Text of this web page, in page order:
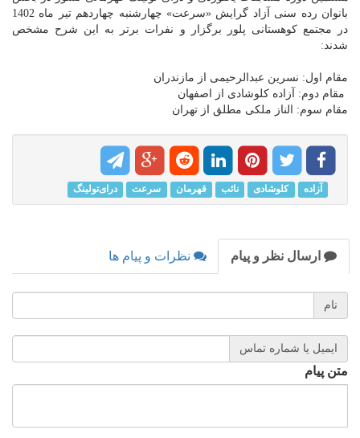
بانوان رده سنی آزاد گرایش «سرعت» چهارشنبه چهاردهم تیر ماه 1402
در مجتمع کوهستانی پلور برگزار و نفرات برتر به این شرح مشخص
شدند:
مقام اول: نسرین عبدالرحیمی از مازندران
مقام دوم: آزاده کلوشادی از اصفهان
مقام سوم: الناز ملکی مطلق از تهران
آزاده کلوشادی نائب قهرمان سرعت درای‌تولینگ
ارسال نظر و پیام نظرات و پیام ها
نام
ایمیل یا شماره تماس
متن پیام